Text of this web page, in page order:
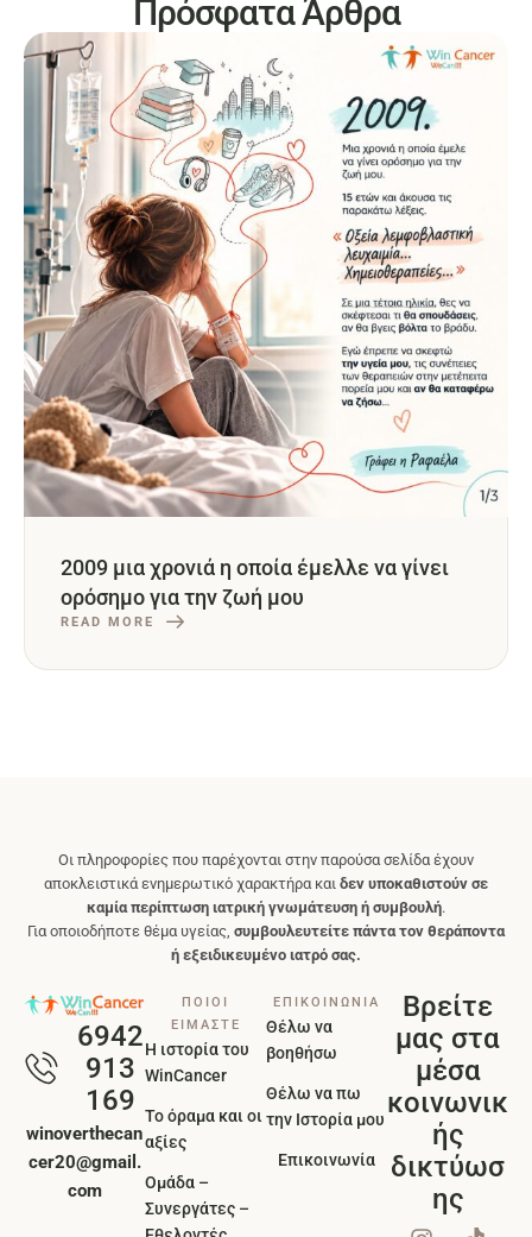
Πρόσφατα Άρθρα
2009 μια χρονιά η οποία έμελλε να γίνει
ορόσημο για την ζωή μου
READ MORE
Οι πληροφορίες που παρέχονται στην παρούσα σελίδα έχουν
αποκλειστικά ενημερωτικό χαρακτήρα και δεν υποκαθιστούν σε
καμία περίπτωση ιατρική γνωμάτευση ή συμβουλή.
Για οποιοδήποτε θέμα υγείας, συμβουλευτείτε πάντα τον θεράποντα
ή εξειδικευμένο ιατρό σας.
6942
913
169
winoverthecan
cer20@gmail.
com
ΠΟΙΟΙ
ΕΙΜΑΣΤΕ
Η ιστορία του
WinCancer
Το όραμα και οι
αξίες
Ομάδα –
Συνεργάτες –
ΕΠΙΚΟΙΝΩΝΙΑ
Θέλω να
βοηθήσω
Θέλω να πω
την Ιστορία μου
Επικοινωνία
Βρείτε
μας στα
μέσα
κοινωνικ
ής
δικτύωσ
ης